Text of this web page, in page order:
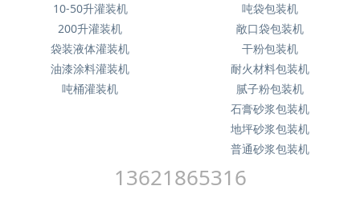
10-50升灌装机
200升灌装机
袋装液体灌装机
油漆涂料灌装机
吨桶灌装机
吨袋包装机
敞口袋包装机
干粉包装机
耐火材料包装机
腻子粉包装机
石膏砂浆包装机
地坪砂浆包装机
普通砂浆包装机
13621865316